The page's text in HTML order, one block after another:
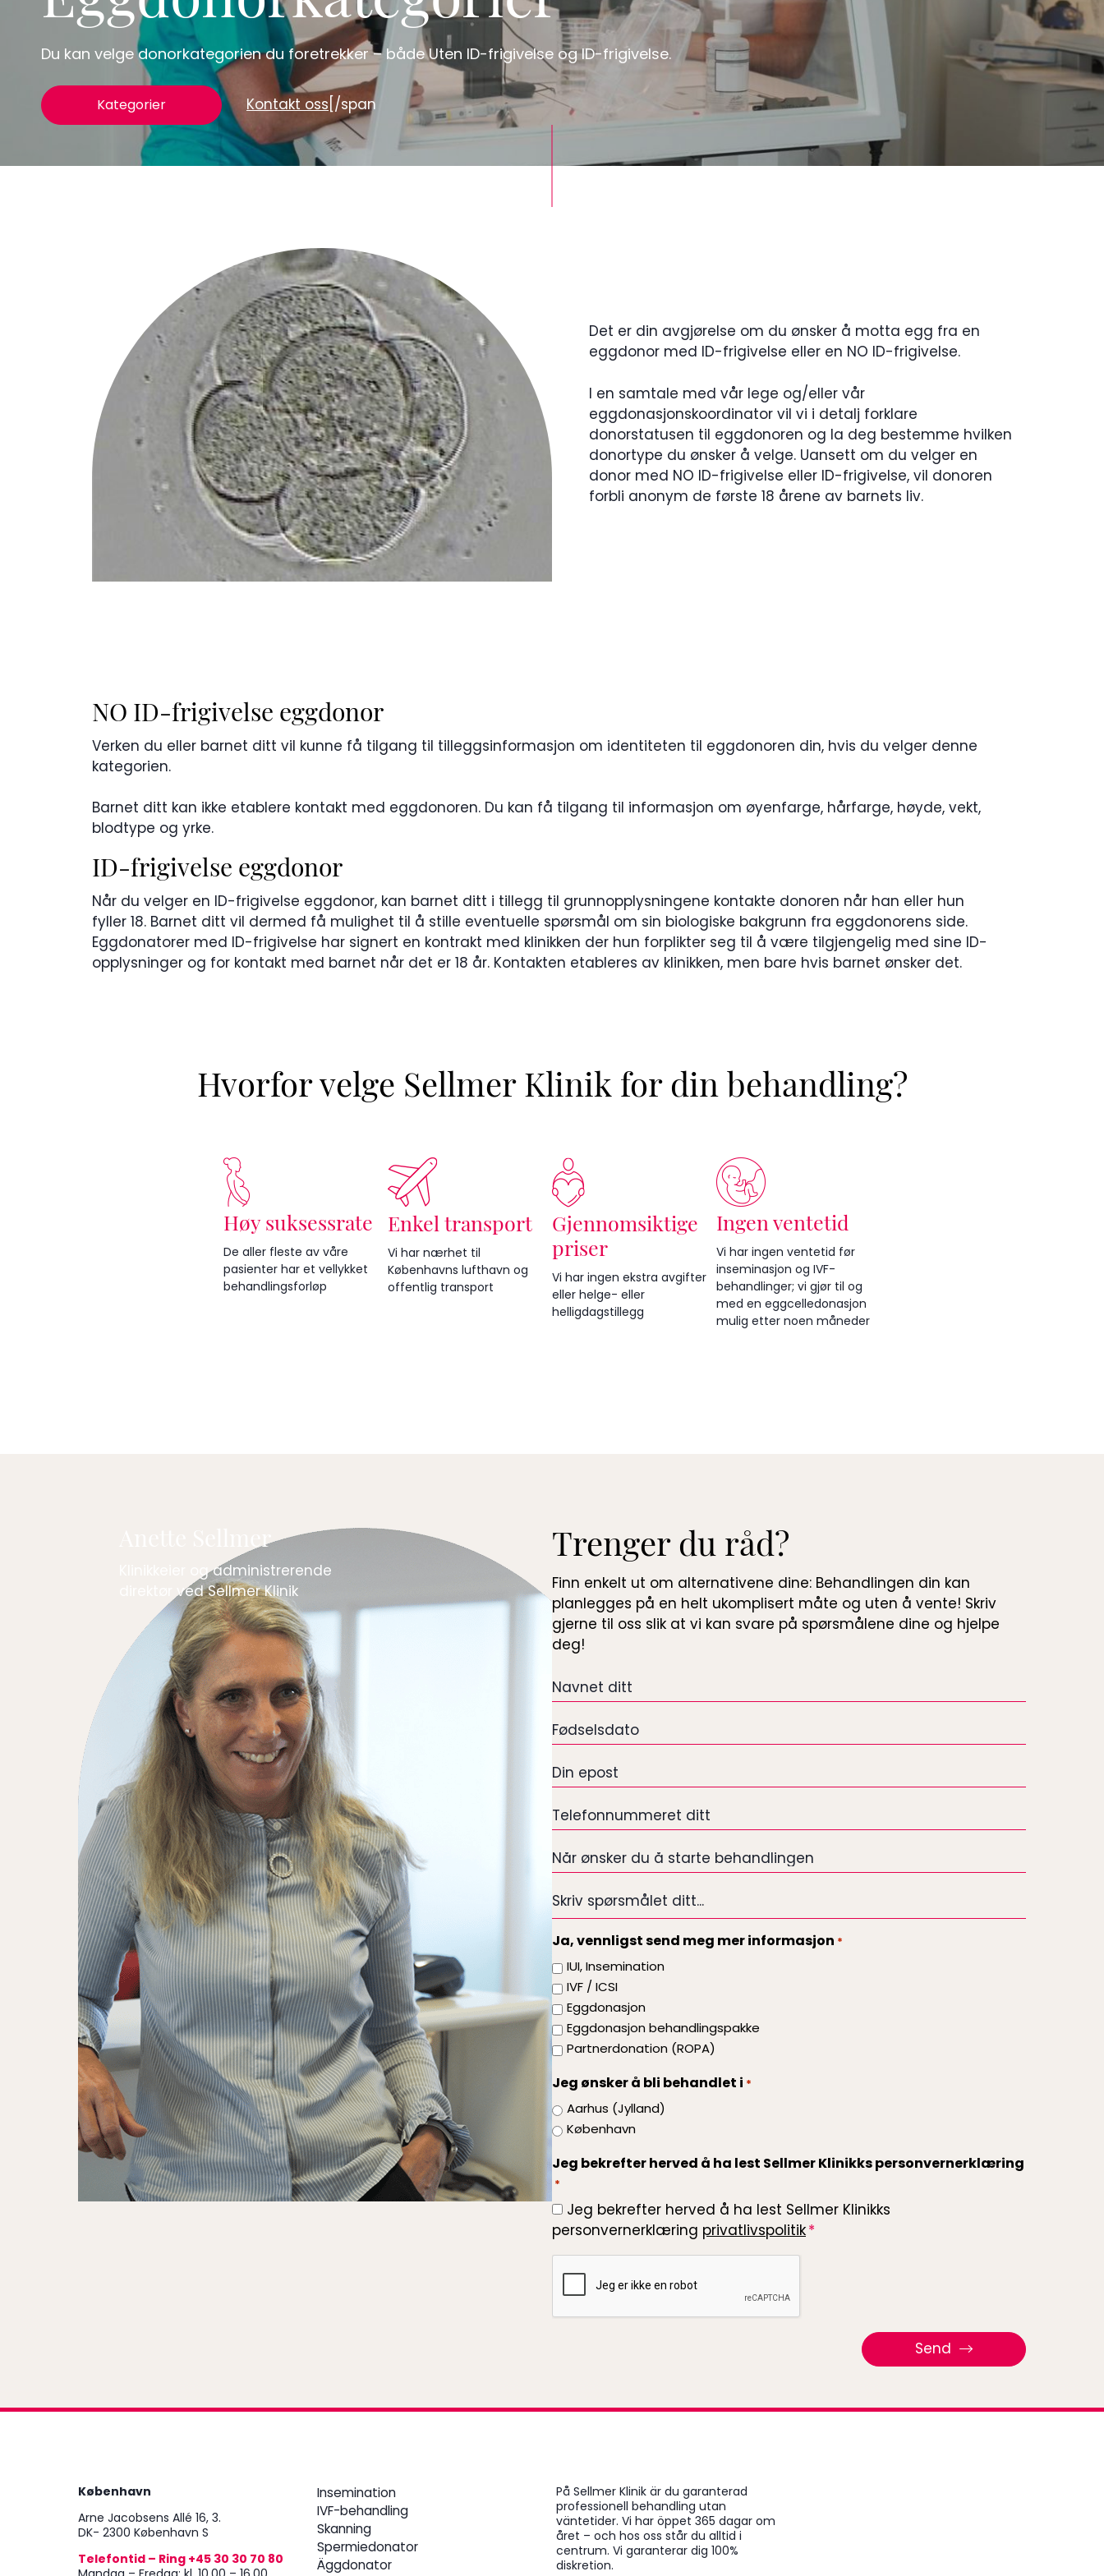
Du kan velge donorkategorien du foretrekker – både Uten ID-frigivelse og ID-frigivelse.
Kategorier Kontakt oss [/span
Det er din avgjørelse om du ønsker å motta egg fra en
eggdonor med ID-frigivelse eller en NO ID-frigivelse.
I en samtale med vår lege og/eller vår
eggdonasjonskoordinator vil vi i detalj forklare
donorstatusen til eggdonoren og la deg bestemme hvilken
donortype du ønsker å velge. Uansett om du velger en
donor med NO ID-frigivelse eller ID-frigivelse, vil donoren
forbli anonym de første 18 årene av barnets liv.
NO ID-frigivelse eggdonor
Verken du eller barnet ditt vil kunne få tilgang til tilleggsinformasjon om identiteten til eggdonoren din, hvis du velger denne
kategorien.
Barnet ditt kan ikke etablere kontakt med eggdonoren. Du kan få tilgang til informasjon om øyenfarge, hårfarge, høyde, vekt,
blodtype og yrke.
ID-frigivelse eggdonor
Når du velger en ID-frigivelse eggdonor, kan barnet ditt i tillegg til grunnopplysningene kontakte donoren når han eller hun
fyller 18. Barnet ditt vil dermed få mulighet til å stille eventuelle spørsmål om sin biologiske bakgrunn fra eggdonorens side.
Eggdonatorer med ID-frigivelse har signert en kontrakt med klinikken der hun forplikter seg til å være tilgjengelig med sine ID-
opplysninger og for kontakt med barnet når det er 18 år. Kontakten etableres av klinikken, men bare hvis barnet ønsker det.
Hvorfor velge Sellmer Klinik for din behandling?
Høy suksessrate
De aller fleste av våre
pasienter har et vellykket
behandlingsforløp
Enkel transport
Vi har nærhet til
Københavns lufthavn og
offentlig transport
Gjennomsiktige
priser
Vi har ingen ekstra avgifter
eller helge- eller
helligdagstillegg
Ingen ventetid
Vi har ingen ventetid før
inseminasjon og IVF-
behandlinger; vi gjør til og
med en eggcelledonasjon
mulig etter noen måneder
Anette Sellmer
Klinikkeier og administrerende
direktør ved Sellmer Klinik
Trenger du råd?
Finn enkelt ut om alternativene dine: Behandlingen din kan
planlegges på en helt ukomplisert måte og uten å vente! Skriv
gjerne til oss slik at vi kan svare på spørsmålene dine og hjelpe
deg!
Navnet
ditt
Fødselsdato
*
Din
epost
Telefonnummeret
ditt
Når
ønsker
behandlingen
*
Skriv
ditt...
Ja, vennligst send meg mer informasjon *
IUI, Insemination
IVF / ICSI
Eggdonasjon
Eggdonasjon behandlingspakke
Partnerdonation (ROPA)
Jeg ønsker å bli behandlet i *
Aarhus (Jylland)
København
Jeg bekrefter herved å ha lest Sellmer Klinikks personvernerklæring
*
Jeg bekrefter herved å ha lest Sellmer Klinikks
personvernerklæring privatlivspolitik
Send
København
Arne Jacobsens Allé 16, 3.
DK- 2300 København S
Telefontid – Ring +45 30 30 70 80
Insemination
IVF-behandling
Skanning
Spermiedonator
Äggdonator
På Sellmer Klinik är du garanterad
professionell behandling utan
väntetider. Vi har öppet 365 dagar om
året – och hos oss står du alltid i
centrum. Vi garanterar dig 100%
diskretion.